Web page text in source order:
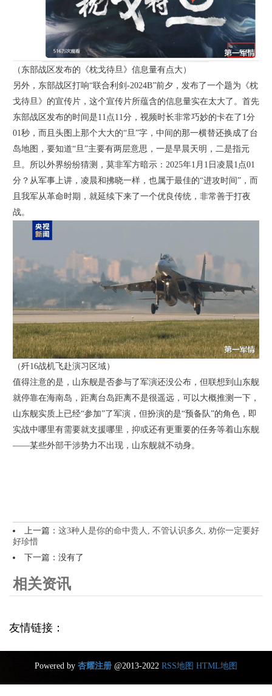
（东部战区发布的《枕戈待旦》信息量有点大）
另外，东部战区打响“联合利剑-2024B”前夕，发布了一个题为《枕
戈待旦》的宣传片，这个宣传片所蕴含的信息量实在太大了。首先
东部战区发布的时间是11点11分，视频时长非常巧妙的卡在了1分
01秒，而且头图上那个大大的“旦”字，中间的那一横替还换成了台
岛地图，要知道“旦”主要有两层意思，一是早晨天明，二是指元
旦。所以外界纷纷猜测，莫非军方暗示：2025年1月1日凌晨1点01
分？从军事上讲，凌晨和拂晓一样，也属于最佳的“进攻时间”，而
且我军从革命时期，就延续下来了一个优良传统，非常善于打夜
战。
（歼16战机飞赴演习区域）
值得注意的是，山东舰是否参与了军演还没公布，但联想到山东舰
就停靠在海南岛，距离台岛距离不是很遥远，可以大概推测一下，
山东舰实质上已经“参加”了军演，但扮演的是“预备队”的角色，即
实战中哪里有需要就支援哪里，抑或还有更重要的任务等着山东舰
——某些外部干涉势力不出现，山东舰就不动身。
上一篇： 这3种人是你的命中贵人, 不管认识多久, 劝你一定要好
好珍惜
下一篇：没有了
相关资讯
友情链接：
Powered by 杏耀注册 @2013-2022 RSS地图 HTML地图